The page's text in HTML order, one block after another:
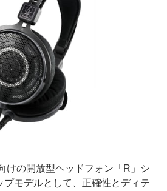
けの開放型ヘッドフォン「R」シ
プモデルとして、正確性とディテ